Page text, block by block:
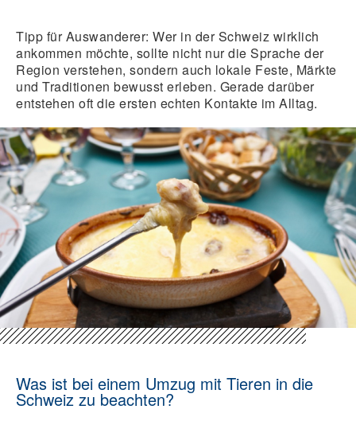
Tipp für Auswanderer: Wer in der Schweiz wirklich
ankommen möchte, sollte nicht nur die Sprache der
Region verstehen, sondern auch lokale Feste, Märkte
und Traditionen bewusst erleben. Gerade darüber
entstehen oft die ersten echten Kontakte im Alltag.
Was ist bei einem Umzug mit Tieren in die
Schweiz zu beachten?